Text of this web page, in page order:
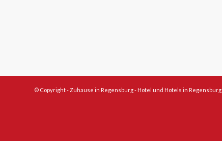
© Copyright -Zuhause in Regensburg - Hotel und Hotels in Regensburg